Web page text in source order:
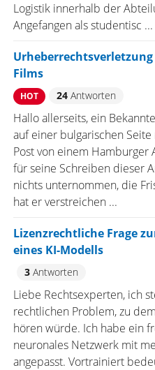
Logistik innerhalb der
Angefangen als studentisc ...
Films
HOT 24Antworten
Hallo allerseits, ein
auf einer bulgarischen
Post von einem
für seine Schreiben dieser
nichts unternommen, die
hat er verstreichen ...
Lizenzrechtliche Frage
eines KI-Modells
3Antworten
Liebe Rechtsexperten, ich
rechtlichen Problem, zu
hören würde. Ich habe ein
neuronales Netzwerk mit
angepasst. Vortrainiert